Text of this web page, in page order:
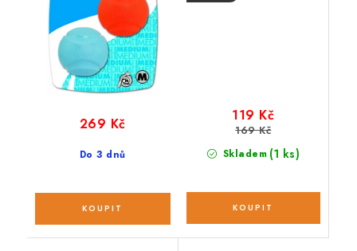
Do 3 dnů
269 Kč
Skladem (1 ks)
119 Kč
169 Kč